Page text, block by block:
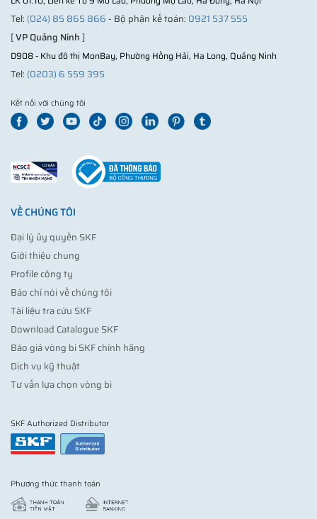
Tel: (024) 85 865 866- Bộ phận kế toán: 0921 537 555
[VP Quảng Ninh]
D908 - Khu đô thị MonBay, Phường Hồng Hải, Hạ Long, Quảng Ninh
Tel: (0203) 6 559 395
Kết nối với chúng tôi
VỀ CHÚNG TÔI
Đại lý ủy quyền SKF
Giới thiệu chung
Profile công ty
Báo chí nói về chúng tôi
Tài liệu tra cứu SKF
Download Catalogue SKF
Báo giá vòng bi SKF chính hãng
Dịch vụ kỹ thuật
Tư vấn lựa chọn vòng bi
SKF Authorized Distributor
Phương thức thanh toán